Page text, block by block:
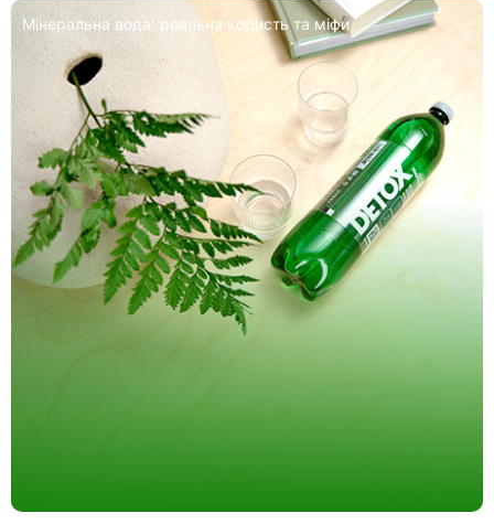
Мінеральна вода при підвищеній температурі